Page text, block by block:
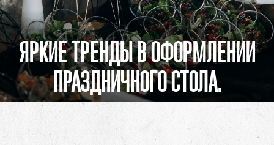
ЯРКИЕ ТРЕНДЫ В ОФОРМЛЕНИИ
ПРАЗДНИЧНОГО СТОЛА.